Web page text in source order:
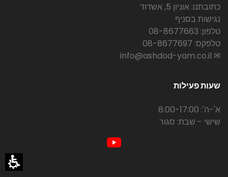
כתובתנו: אוניון 5, אשדוד
נגישות בסניף
טלפון: 08-8677663
טלפקס: 08-8677697
✉ info@ashdod-yam.co.il
שעות פעילות
א'-ה': 8:00-17:00
שישי - שבת: סגור